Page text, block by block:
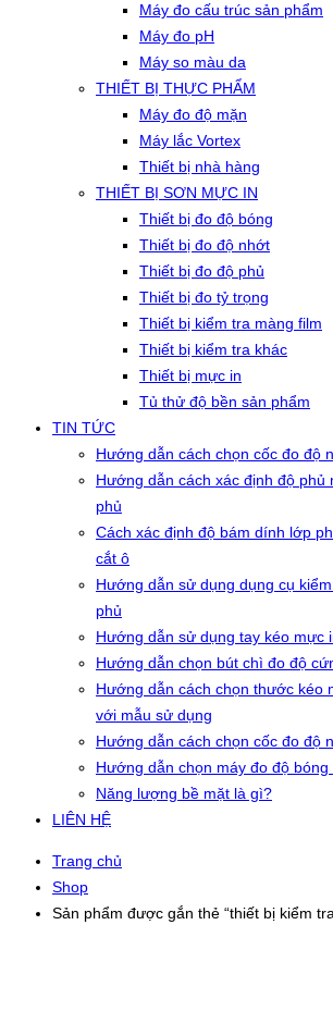
Máy đo cấu trúc sản phẩm
Máy đo pH
Máy so màu da
THIẾT BỊ THỰC PHẨM
Máy đo độ mặn
Máy lắc Vortex
Thiết bị nhà hàng
THIẾT BỊ SƠN MỰC IN
Thiết bị đo độ bóng
Thiết bị đo độ nhớt
Thiết bị đo độ phủ
Thiết bị đo tỷ trọng
Thiết bị kiểm tra màng film
Thiết bị kiểm tra khác
Thiết bị mực in
Tủ thử độ bền sản phẩm
TIN TỨC
Hướng dẫn cách chọn cốc đo độ
Hướng dẫn cách xác định độ phủ
phủ
Cách xác định độ bám dính lớp
cắt ô
Hướng dẫn sử dụng dụng cụ
phủ
Hướng dẫn sử dụng tay kéo mực
Hướng dẫn chọn bút chì đo độ
Hướng dẫn cách chọn thước kéo
với mẫu sử dụng
Hướng dẫn cách chọn cốc đo độ
Hướng dẫn chọn máy đo độ
Năng lượng bề mặt là gì?
LIÊN HỆ
Trang chủ
Shop
Sản phẩm được gắn thẻ “thiết bị kiểm